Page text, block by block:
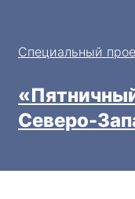
Специальный
Северо-